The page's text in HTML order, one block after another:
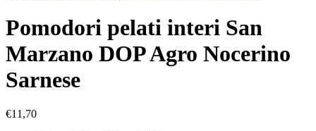
Pomodori pelati interi San
Marzano DOP Agro Nocerino
Sarnese
€11,70